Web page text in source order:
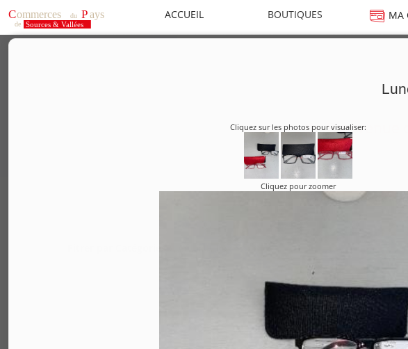
ACCUEIL BOUTIQUES MA
Bienvenue
Pour les
Cliquez sur les photos pour visualiser:
Cliquez pour zoomer